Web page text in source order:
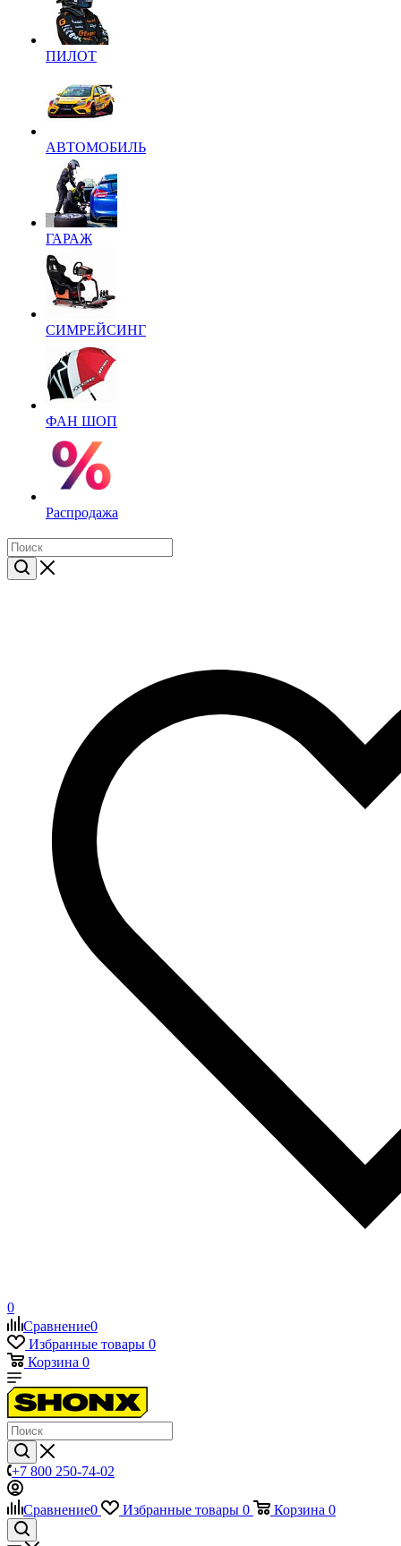
ПИЛОТ
АВТОМОБИЛЬ
ГАРАЖ
СИМРЕЙСИНГ
ФАН ШОП
Распродажа
0
Сравнение0
Избранные товары 0
Корзина 0
+7 800 250-74-02
Сравнение0 Избранные товары 0 Корзина 0